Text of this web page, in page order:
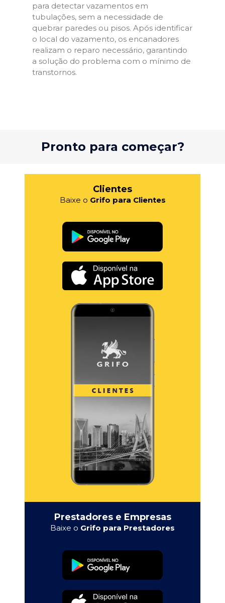
para detectar vazamentos em
tubulações, sem a necessidade de
quebrar paredes ou pisos. Após identificar
o local do vazamento, os encanadores
realizam o reparo necessário, garantindo
a solução do problema com o mínimo de
transtornos.
Pronto para começar?
Clientes
Baixe o Grifo para Clientes
Prestadores e Empresas
Baixe o Grifo para Prestadores